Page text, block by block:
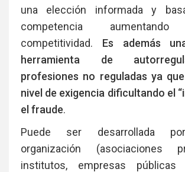
una elección informada y
competencia
competitividad. Es además
herramienta de
profesiones no reguladas ya
nivel de exigencia dificultando el
el fraude.
Puede ser desarrollada
organización (asociaciones
institutos, empresas públicas